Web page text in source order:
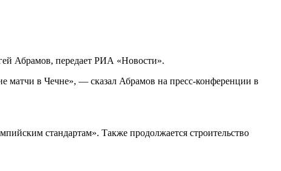
Абрамов, передает РИА «Новости».
матчи в Чечне», — сказал Абрамов на пресс-конференции в
стандартам». Также продолжается строительство